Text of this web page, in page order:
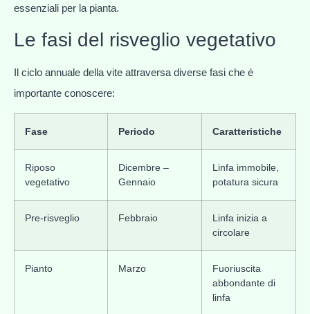
essenziali per la pianta.
Le fasi del risveglio vegetativo
Il ciclo annuale della vite attraversa diverse fasi che è
importante conoscere:
Fase Periodo Caratteristiche
Riposo
vegetativo
Dicembre –
Gennaio
Linfa immobile,
potatura sicura
Pre-risveglio Febbraio
Linfa inizia a
circolare
Pianto Marzo
Fuoriuscita
abbondante di
linfa